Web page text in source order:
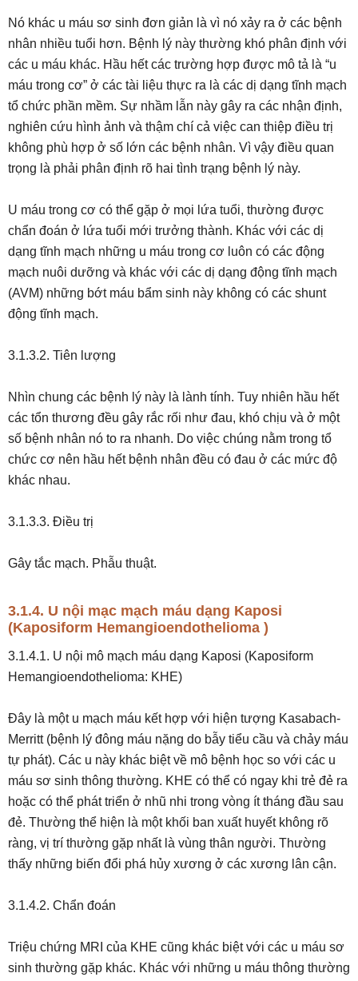
Nó khác u máu sơ sinh đơn giản là vì nó xảy ra ở các bệnh
nhân nhiều tuổi hơn. Bệnh lý này thường khó phân định với
các u máu khác. Hầu hết các trường hợp được mô tả là “u
máu trong cơ” ở các tài liệu thực ra là các dị dạng tĩnh mạch
tổ chức phần mềm. Sự nhầm lẫn này gây ra các nhận định,
nghiên cứu hình ảnh và thậm chí cả việc can thiệp điều trị
không phù hợp ở số lớn các bệnh nhân. Vì vậy điều quan
trọng là phải phân định rõ hai tình trạng bệnh lý này.
U máu trong cơ có thể gặp ở mọi lứa tuổi, thường được
chẩn đoán ở lứa tuổi mới trưởng thành. Khác với các dị
dạng tĩnh mạch những u máu trong cơ luôn có các động
mạch nuôi dưỡng và khác với các dị dạng động tĩnh mạch
(AVM) những bớt máu bẩm sinh này không có các shunt
động tĩnh mạch.
3.1.3.2. Tiên lượng
Nhìn chung các bệnh lý này là lành tính. Tuy nhiên hầu hết
các tổn thương đều gây rắc rối như đau, khó chịu và ở một
số bệnh nhân nó to ra nhanh. Do việc chúng nằm trong tổ
chức cơ nên hầu hết bệnh nhân đều có đau ở các mức độ
khác nhau.
3.1.3.3. Điều trị
Gây tắc mạch. Phẫu thuật.
3.1.4. U nội mạc mạch máu dạng Kaposi
(Kaposiform Hemangioendothelioma )
3.1.4.1. U nội mô mạch máu dạng Kaposi (Kaposiform
Hemangioendothelioma: KHE)
Đây là một u mạch máu kết hợp với hiện tượng Kasabach-
Merritt (bệnh lý đông máu nặng do bẫy tiểu cầu và chảy máu
tự phát). Các u này khác biệt về mô bệnh học so với các u
máu sơ sinh thông thường. KHE có thể có ngay khi trẻ đẻ ra
hoặc có thể phát triển ở nhũ nhi trong vòng ít tháng đầu sau
đẻ. Thường thể hiện là một khối ban xuất huyết không rõ
ràng, vị trí thường gặp nhất là vùng thân người. Thường
thấy những biến đổi phá hủy xương ở các xương lân cận.
3.1.4.2. Chẩn đoán
Triệu chứng MRI của KHE cũng khác biệt với các u máu sơ
sinh thường gặp khác. Khác với những u máu thông thường